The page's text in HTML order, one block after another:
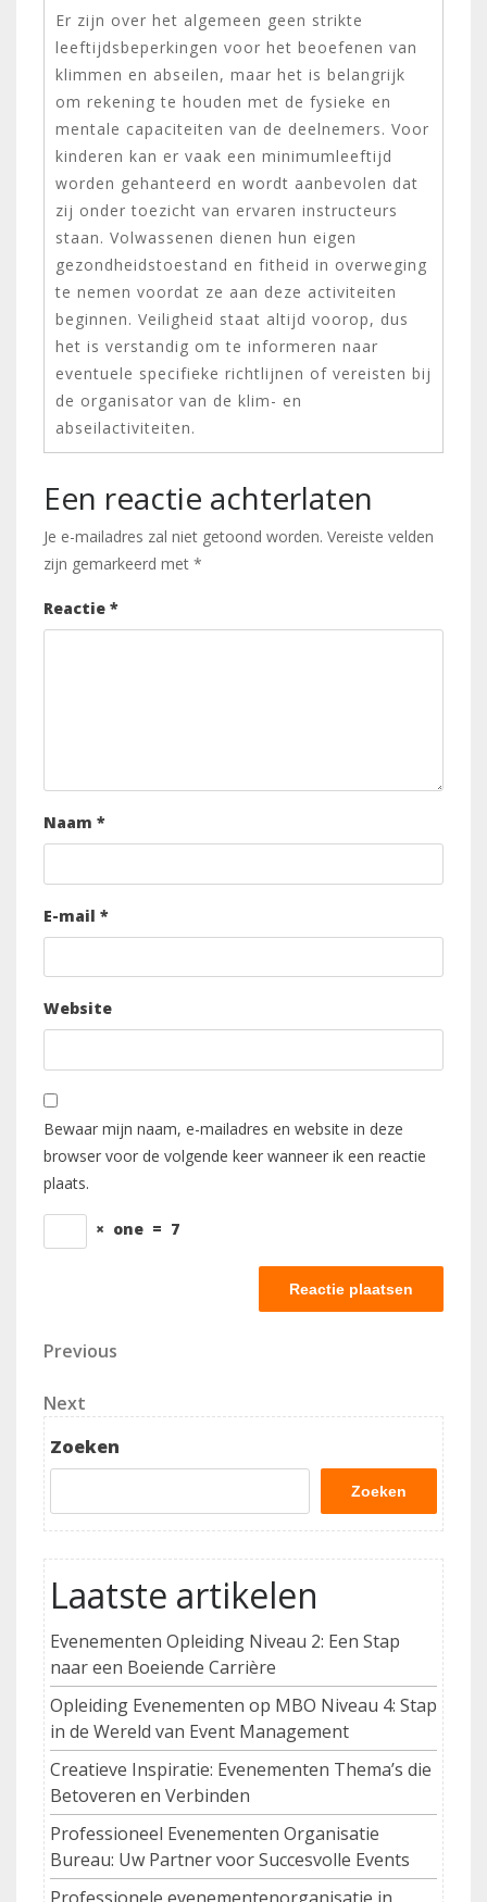
Er zijn over het algemeen geen strikte
leeftijdsbeperkingen voor het beoefenen van
klimmen en abseilen, maar het is belangrijk
om rekening te houden met de fysieke en
mentale capaciteiten van de deelnemers. Voor
kinderen kan er vaak een minimumleeftijd
worden gehanteerd en wordt aanbevolen dat
zij onder toezicht van ervaren instructeurs
staan. Volwassenen dienen hun eigen
gezondheidstoestand en fitheid in overweging
te nemen voordat ze aan deze activiteiten
beginnen. Veiligheid staat altijd voorop, dus
het is verstandig om te informeren naar
eventuele specifieke richtlijnen of vereisten bij
de organisator van de klim- en
abseilactiviteiten.
Een reactie achterlaten
Je e-mailadres zal niet getoond worden. Vereiste velden
zijn gemarkeerd met *
Reactie *
Naam *
E-mail *
Website
Bewaar mijn naam, e-mailadres en website in deze
browser voor de volgende keer wanneer ik een reactie
plaats.
× one = 7
Berichtnavigatie
Previous
Previous
Next
Post
Next
Zoeken
Zoeken
Laatste artikelen
Evenementen Opleiding Niveau 2: Een Stap
naar een Boeiende Carrière
Opleiding Evenementen op MBO Niveau 4: Stap
in de Wereld van Event Management
Creatieve Inspiratie: Evenementen Thema’s die
Betoveren en Verbinden
Professioneel Evenementen Organisatie
Bureau: Uw Partner voor Succesvolle Events